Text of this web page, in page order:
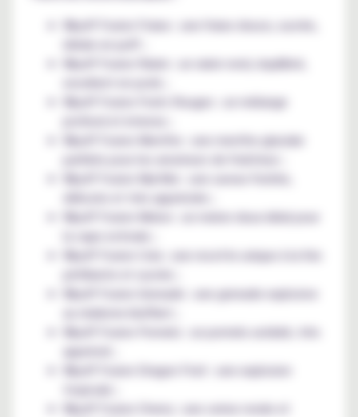
Wpuff Fusion Fraise : une fraise douce, sucrée,
Wpuff Fusion Raisin : un raisin rond, équilibré,
Wpuff Fusion Fruits Rouges : un mélange
Wpuff Fusion Menthe : une menthe glaciale
délicate et très appréciée ;
Wpuff Fusion Melon : un melon doux idéal pour
la vape estivale ;
Wpuff Fusion Cola : une recette unique à la fois
pétillante et sucrée ;
Wpuff Fusion Grenade : une grenade explosive
au réalisme bluffant ;
Wpuff Fusion Pomelo : un pomelo acidulé, très
apprécié ;
Wpuff Fusion Dragon Fruit : une explosion
tropicale ;
Wpuff Fusion Cherry : une cerise ronde et